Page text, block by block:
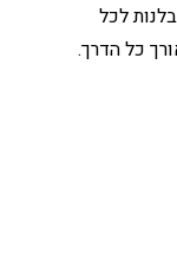
לכל
כל הדרך.